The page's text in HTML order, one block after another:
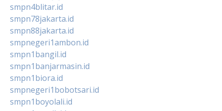
smpn4blitar.id
smpn78jakarta.id
smpn88jakarta.id
smpnegeri1ambon.id
smpn1bangil.id
smpn1banjarmasin.id
smpn1biora.id
smpnegeri1bobotsari.id
smpn1boyolali.id